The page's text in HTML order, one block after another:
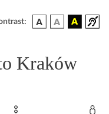
Kraków